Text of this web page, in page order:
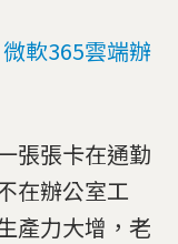
微軟365雲端辦
張張卡在通勤
在辦公室工
產力大增，老